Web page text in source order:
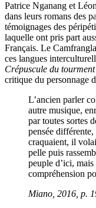
Patrice Nganang et
dans leurs romans des
témoignages des
laquelle ont pris part
Français. Le
ces langues
Crépuscule du
critique du personnage
L’ancien parler
autre musique,
par toutes sortes
pensée
craquaient, il
pelle puis
peuple d’ici,
compréhension
Miano, 2016, p.